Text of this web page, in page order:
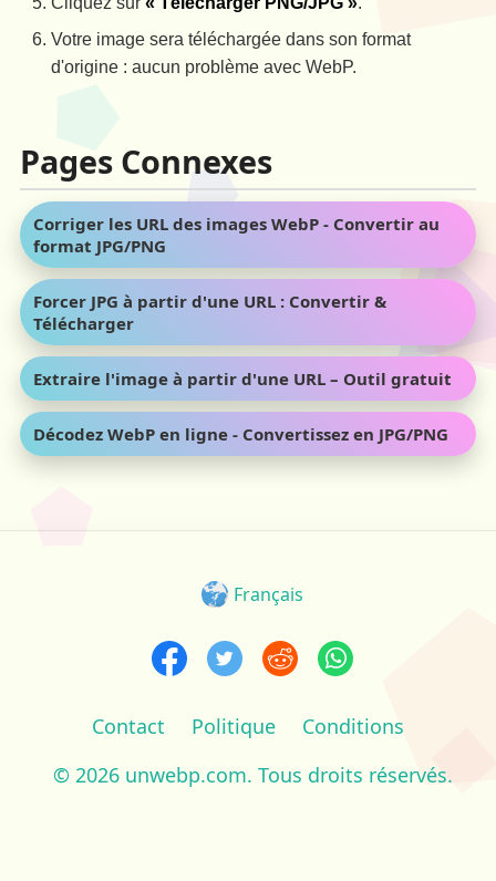
Votre image sera téléchargée dans son format
d'origine : aucun problème avec WebP.
Pages Connexes
Corriger les URL des images WebP - Convertir au
format JPG/PNG
Forcer JPG à partir d'une URL : Convertir &
Télécharger
Extraire l'image à partir d'une URL – Outil gratuit
Décodez WebP en ligne - Convertissez en JPG/PNG
Français
Contact Politique
Conditions
© 2026 unwebp.com. Tous droits réservés.